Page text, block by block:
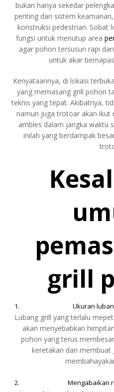
bukan hanya sekedar
penting dari sistem
konstruksi pedestrian. Sobat
fungsi untuk menutup area
agar pohon tersusun rapi
untuk akar
Kenyataannya, di lokasi
yang memasang grill pohon
teknis yang tepat. Akibatnya,
namun juga trotoar akan ikut
ambles dalam jangka waktu
inilah yang berdampak
grill
Ukuran
Lubang grill yang terlalu
akan menyebabkan
pohon yang terus
keretakan dan membuat
Mengabaikan